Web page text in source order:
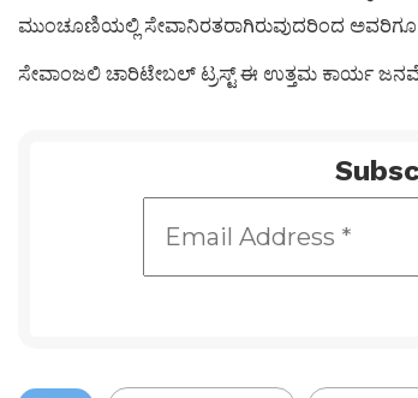
ಮುಂಚೂಣಿಯಲ್ಲಿ ಸೇವಾನಿರತರಾಗಿರುವುದರಿಂದ
ಸೇವಾಂಜಲಿ ಚಾರಿಟೇಬಲ್ ಟ್ರಸ್ಟ್ ಈ ಉತ್ತಮ ಕಾರ್ಯ